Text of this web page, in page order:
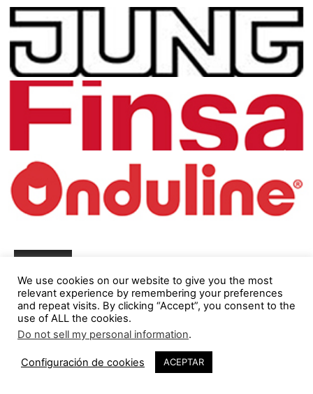
Síguenos
23,683 Fans ME GUSTA
5,321 Seguidores
1,844 Seguidores
We use cookies on our website to give you the most
relevant experience by remembering your preferences
and repeat visits. By clicking “Accept”, you consent to the
use of ALL the cookies.
Do not sell my personal information.
Configuración de cookies ACEPTAR